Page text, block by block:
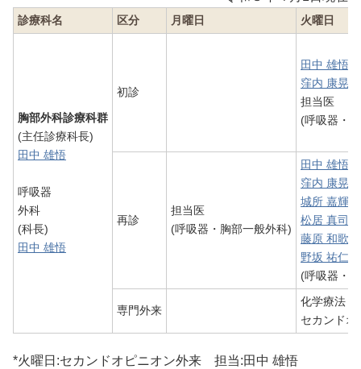
診療科名 区分 月曜日 火曜日
胸部外科診療科群
(主任診療科長)
田中 雄悟
呼吸器
外科
(科長)
田中 雄悟
初診
田中 雄悟
窪内 康晃
担当医
(呼吸器・
再診
担当医
(呼吸器・胸部一般外科)
田中 雄悟
窪内 康晃
城所 嘉輝
松居 真司
藤原 和歌子
野坂 祐仁
(呼吸器・
専門外来
化学療法
セカンドオ
*火曜日:セカンドオピニオン外来 担当:田中 雄悟